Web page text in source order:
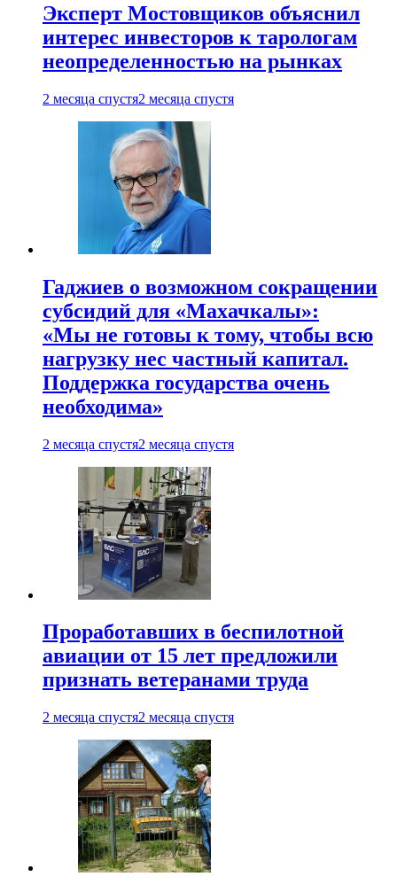
Эксперт Мостовщиков объяснил
интерес инвесторов к тарологам
неопределенностью на рынках
2 месяца спустя2 месяца спустя
Гаджиев о возможном сокращении
субсидий для «Махачкалы»:
«Мы не готовы к тому, чтобы всю
нагрузку нес частный капитал.
Поддержка государства очень
необходима»
2 месяца спустя2 месяца спустя
Проработавших в беспилотной
авиации от 15 лет предложили
признать ветеранами труда
2 месяца спустя2 месяца спустя